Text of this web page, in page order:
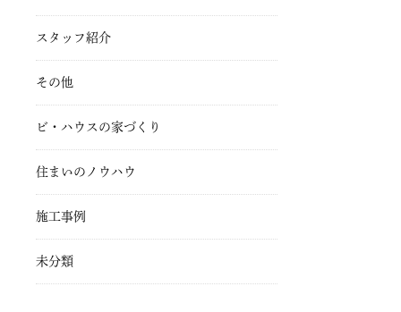
スタッフ紹介
その他
ビ・ハウスの家づくり
住まいのノウハウ
施工事例
未分類